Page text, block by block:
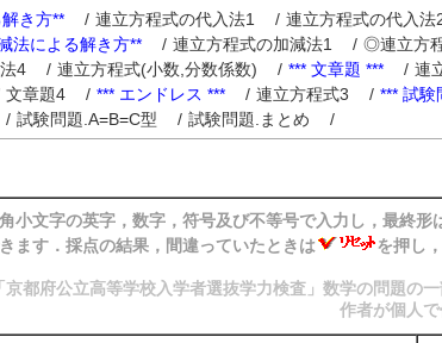
き方** / 連立方程式の代入法1 / 連立方程式の代入法
法による解き方** / 連立方程式の加減法1 / ◎連立方
4 / 連立方程式(小数,分数係数) / *** 文章題 *** / 連
文章題4 / *** エンドレス *** / 連立方程式3 / *** 試験
/ 試験問題.A=B=C型 / 試験問題.まとめ /
角小文字の英字，数字，符号及び不等号で入力し，最終形
ます．採点の結果 ，間違っていたときは
を押し
都府公立高等学校入学者選抜学力検査」数学の問題の
作者が個人